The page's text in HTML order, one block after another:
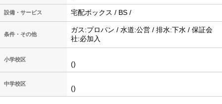
設備・サービス 宅配ボックス / BS /
条件・その他
ガス:プロパン / 水道:公営 / 排水:下水 / 保証会
社:必加入
小学校区
()
中学校区
()